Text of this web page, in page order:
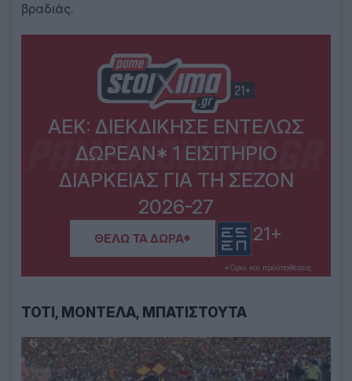
βραδιάς.
ΑΕΚ: ΔΙΕΚΔΊΚΗΣΕ ΕΝΤΕΛΏΣ
ΔΩΡΕΆΝ* 1 ΕΙΣΙΤΉΡΙΟ
ΔΙΑΡΚΕΊΑΣ ΓΙΑ ΤΗ ΣΕΖΌΝ
2026-27
ΘΈΛΩ ΤΑ ΔΏΡΑ* 21+
*Όροι και προϋποθέσεις
ΤΌΤΙ, ΜΟΝΤΈΛΑ, ΜΠΑΤΙΣΤΟΎΤΑ